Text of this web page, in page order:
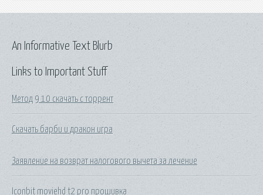
Links to Important Stuff
Метод 9 10 скачать с торрент
Скачать барби и дракон игра
Заявление на возврат налогового вычета за лечение
Iconbit moviehd t2 pro прошивка
An Informative Text Blurb